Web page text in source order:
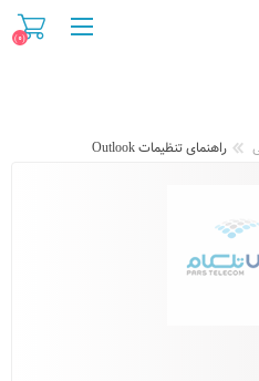
(۰)
راهنمای تنظیمات Outlook